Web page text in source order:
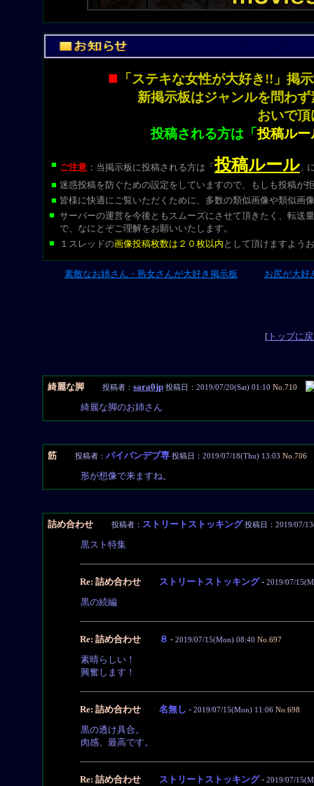
■ 「ステキな女性が大好き!!」
新掲示板はジャンルを問わ
おいで
投稿される方は「投稿ルー
■ ご注意 ：当掲示板に投稿される方は 「投稿ルール 」
■ 迷惑投稿を防ぐための設定をしていますので、もしも投稿が
■ 皆様に快適にご覧いただくために、多数の類似画像や類似画
■ サーバーの運営を今後ともスムーズにさせて頂きたく、転送
で、なにとぞご理解をお願いいたします。
■
１スレッドの画像投稿枚数は２０枚以内 として頂けますよう
素敵なお姉さん・熟女さんが大好き掲示板 お尻が大好
[トップに
綺麗な脚 投稿者： sara0jp 投稿日：2019/07/20(Sat) 01:10 No.710
綺麗な脚のお姉さん
筋 投稿者： パイパンデブ専 投稿日：2019/07/18(Thu) 13:03 No.706
形が想像で来ますね。
詰め合わせ 投稿者： ストリートストッキング 投稿日：2019/07/
黒スト特集
Re: 詰め合わせ ストリートストッキング- 2019/07/
黒の続編
Re: 詰め合わせ ８ - 2019/07/15(Mon) 08:40 No.697
素晴らしい！
興奮します！
Re: 詰め合わせ 名無し - 2019/07/15(Mon) 11:06 No.698
黒の透け具合。
肉感、最高です。
Re: 詰め合わせ ストリートストッキング- 2019/07/